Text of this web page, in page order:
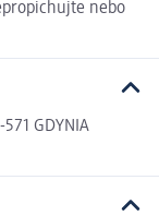
nebo
571 GDYNIA